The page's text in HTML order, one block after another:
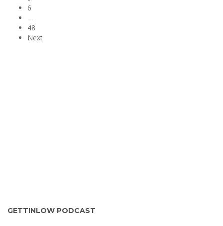
6
…
48
Next
GETTINLOW PODCAST